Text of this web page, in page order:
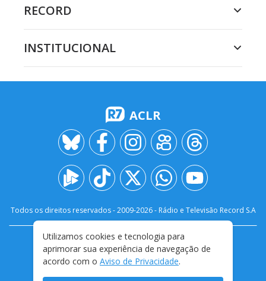
RECORD
INSTITUCIONAL
ACLR
Todos os direitos reservados - 2009-2026- Rádio e Televisão Record S.A
FALE CONOSCO
PRIVACIDADE
TERMOS E CONDIÇÕES DE USO
Utilizamos cookies e tecnologia para
aprimorar sua experiência de navegação de
acordo com o Aviso de Privacidade.